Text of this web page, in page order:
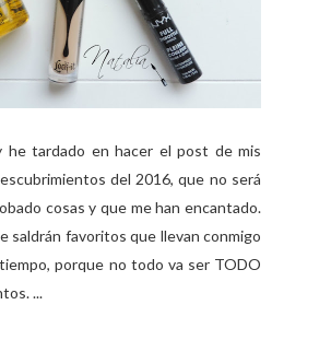
he tardado en hacer el post de mis
del 2016, que no será
cosas y que me han encantado.
saldrán favoritos que llevan conmigo
porque no todo va ser TODO
...